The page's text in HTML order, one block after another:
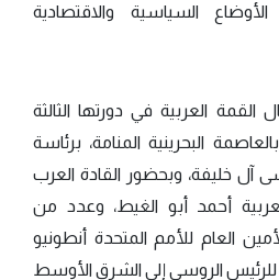
السياسية والاقتصادية
العربية في دورتها الثالثة
البحرينية المنامة، برئاسة
آل خليفة، وبحضور القادة العرب
أحمد أبو الغيط، وعدد من
العام للأمم المتحدة أنطونيو
الروسي إلى الشرق الأوسط